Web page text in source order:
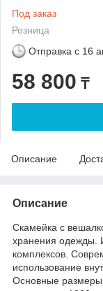
Под заказ
Розница
Отправка с 16
58 800 ₸
Описание
Описание
Скамейка с
хранения одежды.
комплексов.
использование
Основные размеры